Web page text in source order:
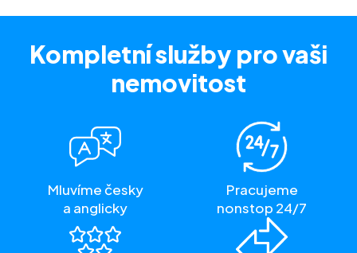
Kompletní služby pro vaši
nemovitost
Mluvíme česky
a anglicky
Pracujeme
nonstop 24/7